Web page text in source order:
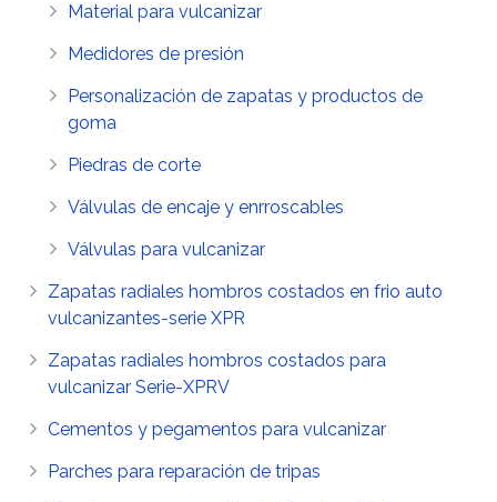
Material para vulcanizar
Medidores de presión
Personalización de zapatas y productos de
goma
Piedras de corte
Válvulas de encaje y enrroscables
Válvulas para vulcanizar
Zapatas radiales hombros costados en frio auto
vulcanizantes-serie XPR
Zapatas radiales hombros costados para
vulcanizar Serie-XPRV
Cementos y pegamentos para vulcanizar
Parches para reparación de tripas